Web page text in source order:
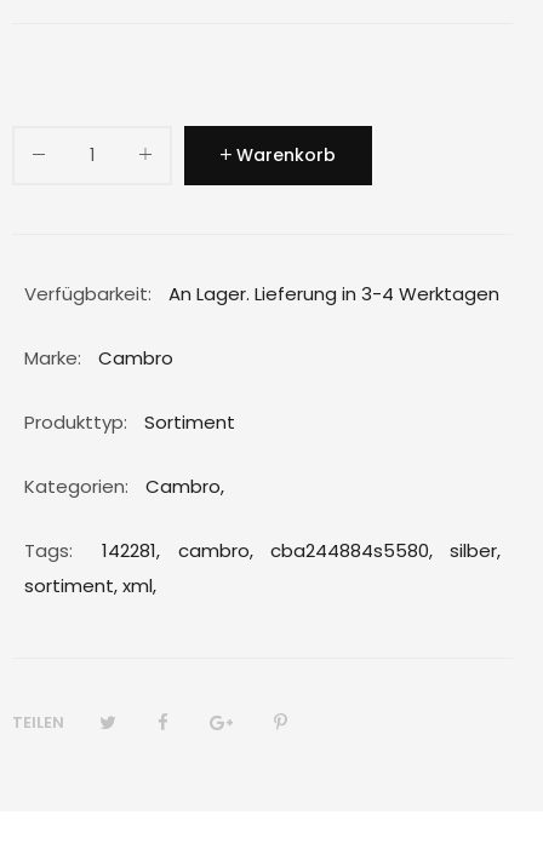
Warenkorb
Verfügbarkeit: An Lager. Lieferung in 3-4 Werktagen
Marke: Cambro
Produkttyp: Sortiment
Kategorien: Cambro,
Tags: 142281, cambro, cba244884s5580,
silber,
sortiment,xml,
TEILEN